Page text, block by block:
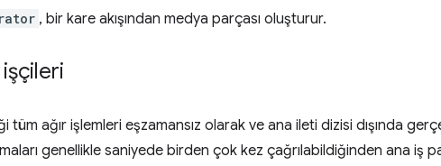
, bir kare akışından medya parçası oluşturur.
ağır işlemleri eşzamansız olarak ve ana ileti dizisi dışında
genellikle saniyede birden çok kez çağrılabildiğinden ana iş